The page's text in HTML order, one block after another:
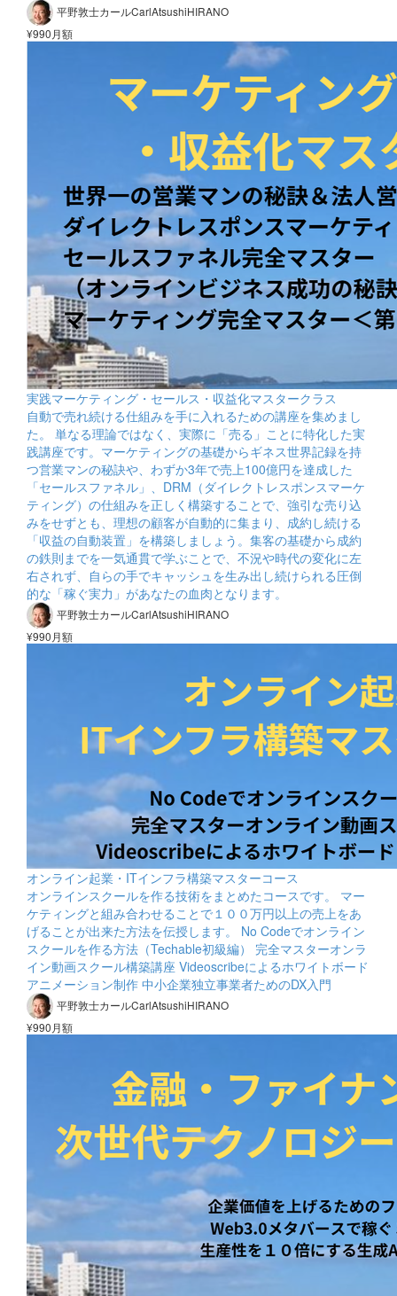
平野敦士カールCarlAtsushiHIRANO
¥990月額
実践マーケティング・セールス・収益化マスタークラス
自動で売れ続ける仕組みを手に入れるための講座を集めまし
た。 単なる理論ではなく、実際に「売る」ことに特化した実
践講座です。マーケティングの基礎からギネス世界記録を持
つ営業マンの秘訣や、わずか3年で売上100億円を達成した
「セールスファネル」、DRM（ダイレクトレスポンスマーケ
ティング）の仕組みを正しく構築することで、強引な売り込
みをせずとも、理想の顧客が自動的に集まり、成約し続ける
「収益の自動装置」を構築しましょう。集客の基礎から成約
の鉄則までを一気通貫で学ぶことで、不況や時代の変化に左
右されず、自らの手でキャッシュを生み出し続けられる圧倒
的な「稼ぐ実力」があなたの血肉となります。
平野敦士カールCarlAtsushiHIRANO
¥990月額
オンライン起業・ITインフラ構築マスターコース
オンラインスクールを作る技術をまとめたコースです。 マー
ケティングと組み合わせることで１００万円以上の売上をあ
げることが出来た方法を伝授します。 No Codeでオンライン
スクールを作る方法（Techable初級編） 完全マスターオンラ
イン動画スクール構築講座 Videoscribeによるホワイトボード
アニメーション制作 中小企業独立事業者ためのDX入門
平野敦士カールCarlAtsushiHIRANO
¥990月額